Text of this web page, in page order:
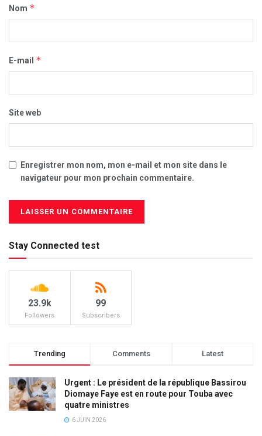
Nom *
E-mail *
Site web
Enregistrer mon nom, mon e-mail et mon site dans le
navigateur pour mon prochain commentaire.
Stay Connected test
23.9k
Followers
99
Subscribers
Trending Comments Latest
Urgent : Le président de la république Bassirou
Diomaye Faye est en route pour Touba avec
quatre ministres
6 JUIN 2026